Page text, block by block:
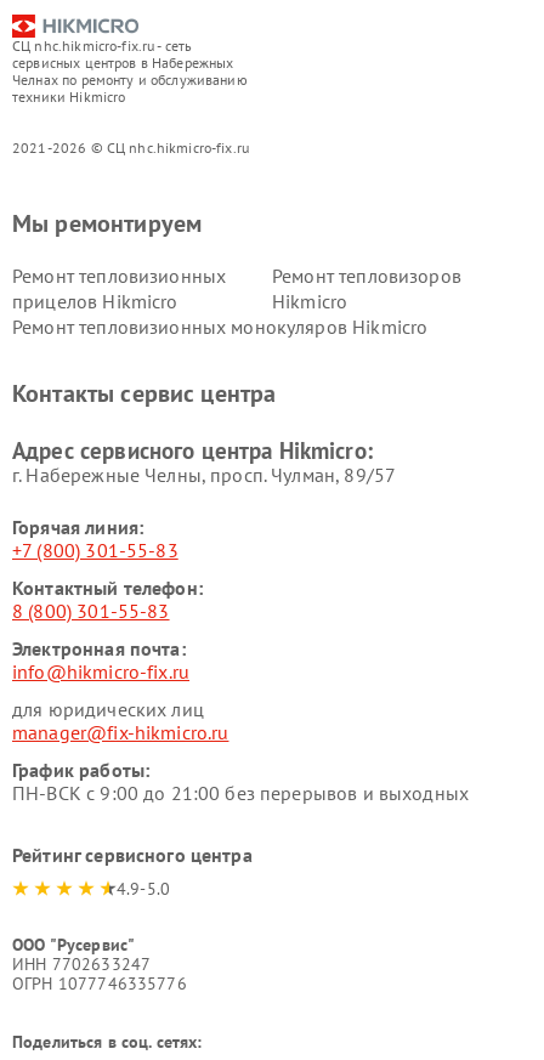
СЦ nhc.hikmicro-fix.ru - сеть
сервисных центров в Набережных
Челнах по ремонту и обслуживанию
техники Hikmicro
2021-2026 © СЦ nhc.hikmicro-fix.ru
Мы ремонтируем
Ремонт тепловизионных
прицелов Hikmicro
Ремонт тепловизоров
Hikmicro
Ремонт тепловизионных монокуляров Hikmicro
Контакты сервис центра
Адрес сервисного центра Hikmicro:
г. Набережные Челны, просп. Чулман, 89/57
Горячая линия:
+7 (800) 301-55-83
Контактный телефон:
8 (800) 301-55-83
Электронная почта:
info@hikmicro-fix.ru
для юридических лиц
manager@fix-hikmicro.ru
График работы:
ПН-ВСК с 9:00 до 21:00 без перерывов и выходных
Рейтинг сервисного центра
4.9-5.0
ООО "Русервис"
ИНН 7702633247
ОГРН 1077746335776
Поделиться в соц. сетях: